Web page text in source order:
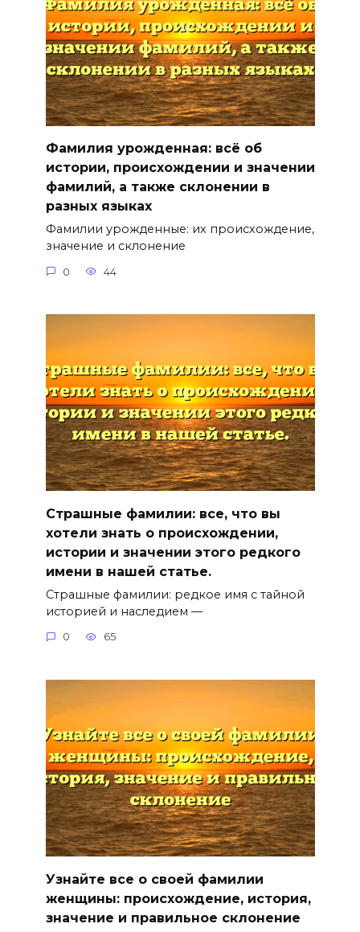
Фамилия урожденная: всё об
истории, происхождении и значении
фамилий, а также склонении в
разных языках
Фамилии урожденные: их происхождение,
значение и склонение
0 44
Страшные фамилии: все, что вы
хотели знать о происхождении,
истории и значении этого редкого
имени в нашей статье.
Страшные фамилии: редкое имя с тайной
историей и наследием —
0 65
Узнайте все о своей фамилии
женщины: происхождение, история,
значение и правильное склонение